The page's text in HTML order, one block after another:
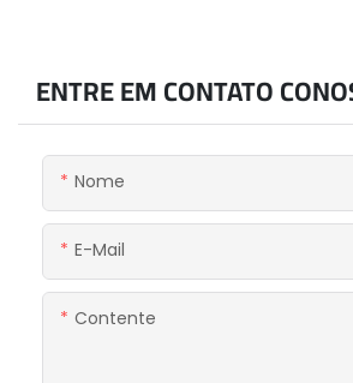
ENTRE EM CONTATO
Nome
E-Mail
Contente